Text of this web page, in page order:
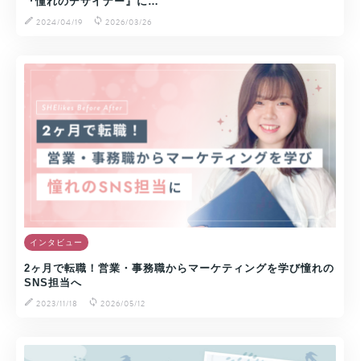
2024/04/19
2026/03/26
インタビュー
2ヶ月で転職！営業・事務職からマーケティングを学び憧れの
SNS担当へ
2023/11/18
2026/05/12